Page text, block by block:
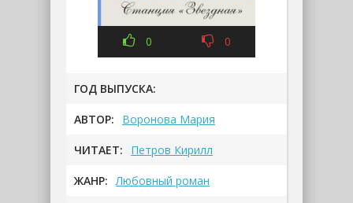
0 0
ГОД ВЫПУСКА:
АВТОР: Воронова Мария
ЧИТАЕТ: Петров Кирилл
ЖАНР: Любовный роман